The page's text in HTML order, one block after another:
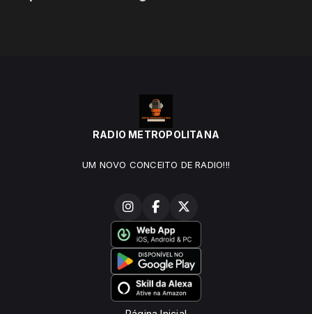
RADIO METROPOLITANA
UM NOVO CONCEITO DE RADIO!!!